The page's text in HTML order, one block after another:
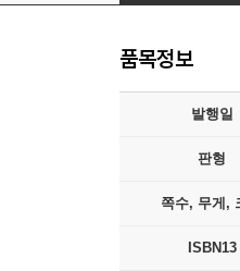
품목정보
발행일
판형
쪽수, 무게,
ISBN13